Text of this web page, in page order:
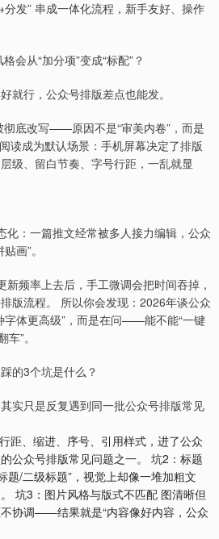
” 串成一体化流程，新手友好、操作
会从“加分项”变成“标配”？
就行，公众号排版差点也能发。
底改写——原因不是“审美内卷”，而是
读成为默认场景：手机屏幕决定了排版
级、留白节奏、字号行距，一乱就显
化：一篇推文经常被多人接力编辑，公众
画”。
频率上去后，手工微调会把时间吞掉，
版流程。 所以你会发现：2026年谈公众
字体更高级”，而是在问——能不能“一键
”。
的3个坑是什么？
实只是反复遇到同一批公众号排版常见
距、缩进、序号、引用样式，进了公众
公众号排版常见问题之一。 坑2：标题
题/二级标题”，视觉上却像一堆加粗文
坑3：图片风格与版式不匹配 图清晰但
协调——结果就是“内容像好内容，公众